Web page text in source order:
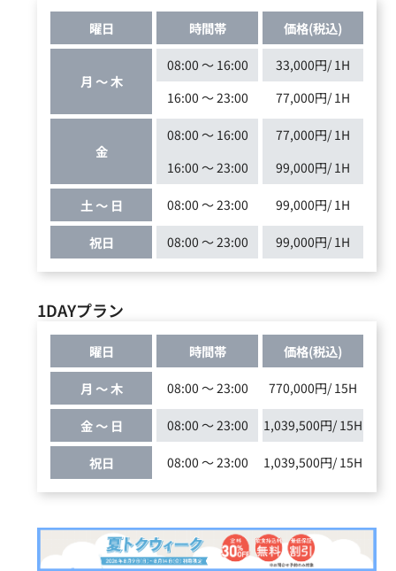
曜日 時間帯 価格(税込)
月 ～ 木
08:00 ～ 16:00
16:00 ～ 23:00
33,000円/ 1H
77,000円/ 1H
金
08:00 ～ 16:00
16:00 ～ 23:00
77,000円/ 1H
99,000円/ 1H
土 ～ 日 08:00 ～ 23:00 99,000円/ 1H
祝日 08:00 ～ 23:00 99,000円/ 1H
1DAYプラン
曜日 時間帯
価格(税込)
月 ～ 木
08:00 ～ 23:00 770,000円/ 15H
金 ～ 日 08:00 ～ 23:00 1,039,500円/ 15H
祝日 08:00 ～ 23:00 1,039,500円/ 15H